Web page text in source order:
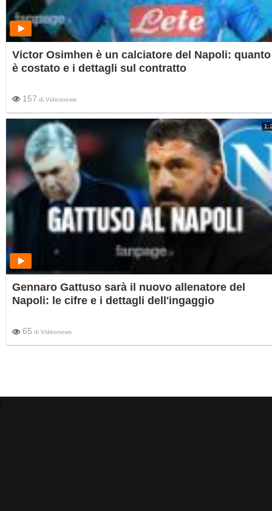
Victor Osimhen è un calciatore del Napoli: quanto
è costato e i dettagli sul contratto
157 di Videonews
Gennaro Gattuso sarà il nuovo allenatore del
Napoli: le cifre e i dettagli dell'ingaggio
65 di Videonews